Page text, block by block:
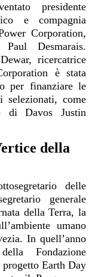
presidente
e compagnia
Corporation,
Desmarais.
ricercatrice
è stata
per finanziare le
selezionati, come
di Davos Justin
della
delle
generale
della Terra, la
umano
In quell’anno
Fondazione
Earth Day